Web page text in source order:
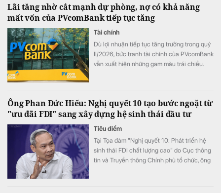
Lãi tăng nhờ cắt mạnh dự phòng, nợ có khả năng
mất vốn của PVcomBank tiếp tục tăng
Tài chính
Dù lợi nhuận tiếp tục tăng trưởng trong quý
II/2026, bức tranh tài chính của PVcomBank
vẫn xuất hiện những gam màu trái chiều.
có khả năng mất vốn (nợ nhóm 5) tiếp tục
tăng gần 20%, lên sát 3.900 tỷ đồng.
Ông Phan Đức Hiếu: Nghị quyết 10 tạo bước ngoặt từ
"ưu đãi FDI" sang xây dựng hệ sinh thái đầu tư
Tiêu điểm
Tại Tọa đàm "Nghị quyết 10: Phát triển hệ
sinh thái FDI chất lượng cao" do Cục thông
tin và Truyền thông Chính phủ tổ chức, ông